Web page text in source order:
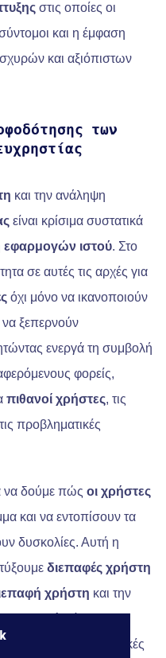
στις οποίες οι
και η έμφαση
και αξιόπιστων
των
και την ανάληψη
είναι κρίσιμα συστατικά
εφαρμογών ιστού. Στο
σε αυτές τις αρχές για
όχι μόνο να ικανοποιούν
να ξεπερνούν
ενεργά τη συμβολή
φορείς,
πιθανοί χρήστες, τις
προβληματικές
να δούμε πώς οι χρήστες
και να εντοπίσουν τα
δυσκολίες. Αυτή η
διεπαφές χρήστη
χρήστη και την
χρήστη . Επαναληπτικές